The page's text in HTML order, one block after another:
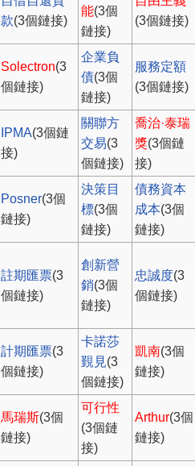
款(3個鏈接)
能(3個
鏈接)
(3個鏈接)
Solectron(3
個鏈接)
企業負
債(3個
鏈接)
服務定額
(3個鏈接)
IPMA(3個鏈
接)
關聯方
交易(3
個鏈接)
喬治·泰瑞
獎(3個鏈
接)
Posner(3個
鏈接)
決策目
標(3個
鏈接)
債務資本
成本(3個
鏈接)
註期匯票(3
個鏈接)
創新營
銷(3個
鏈接)
忠誠度(3
個鏈接)
計期匯票(3
個鏈接)
卡諾莎
覲見(3
個鏈接)
凱南(3個
鏈接)
馬瑞斯(3個
鏈接)
可行性
(3個鏈
接)
Arthur(3個
鏈接)